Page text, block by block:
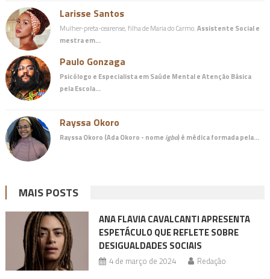
Larisse Santos
Mulher-preta-cearense, filha de Maria do Carmo.Assistente Social e
mestra em…
Paulo Gonzaga
Psicólogo e Especialista em Saúde Mental e Atenção Básica
pela Escola…
Rayssa Okoro
Rayssa Okoro (Ada Okoro - nome igbo) é médicaformada pela…
MAIS POSTS
ANA FLAVIA CAVALCANTI APRESENTA
ESPETÁCULO QUE REFLETE SOBRE
DESIGUALDADES SOCIAIS
4 de março de 2024 Redação